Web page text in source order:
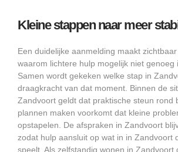
Kleine stappen naar meer
Een duidelijke aanmelding maakt
waarom lichtere hulp mogelijk niet genoeg
Samen wordt gekeken welke stap in
draagkracht van dat moment. Binnen de
Zandvoort geldt dat praktische steun rond
plannen maken voorkomt dat kleine
opstapelen. De afspraken in Zandvoort
zodat hulp aansluit op wat in in Zandvoort
speelt. Als zelfstandig wonen in Zandvoort